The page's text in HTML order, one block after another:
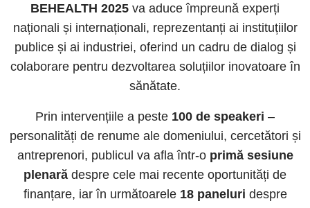
BEHEALTH 2025 va aduce împreună experți
naționali și internaționali, reprezentanți ai instituțiilor
publice și ai industriei, oferind un cadru de dialog și
colaborare pentru dezvoltarea soluțiilor inovatoare în
sănătate.
Prin intervențiile a peste 100 de speakeri –
personalități de renume ale domeniului, cercetători și
antreprenori, publicul va afla într-o primă sesiune
plenară despre cele mai recente oportunități de
finanțare, iar în următoarele 18 paneluri despre